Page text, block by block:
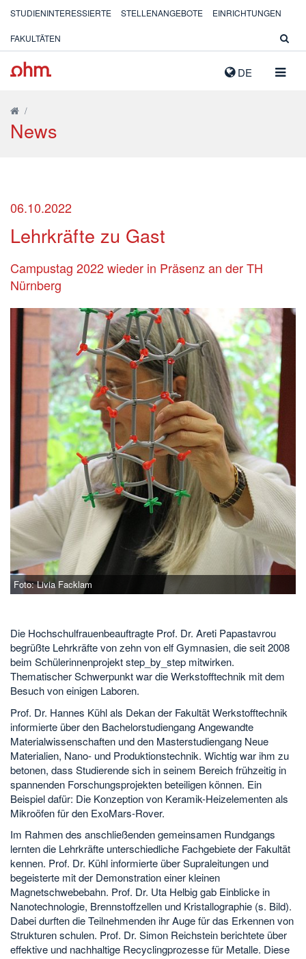
DE
STUDIENINTERESSIERTE STELLENANGEBOTE EINRICHTUNGEN
FAKULTÄTEN
/
News
06.10.2022
Lehrkräfte zu Gast
Campustag 2022 wieder in Präsenz an der TH
Nürnberg
Foto: Livia Facklam
Die Hochschulfrauenbeauftragte Prof. Dr. Areti Papastavrou
begrüßte Lehrkräfte von zehn von elf Gymnasien, die seit 2008
beim Schülerinnenprojekt step_by_step mitwirken.
Thematischer Schwerpunkt war die Werkstofftechnik mit dem
Besuch von einigen Laboren.
Prof. Dr. Hannes Kühl als Dekan der Fakultät Werkstofftechnik
informierte über den Bachelorstudiengang Angewandte
Materialwissenschaften und den Masterstudiengang Neue
Materialien, Nano- und Produktionstechnik. Wichtig war ihm zu
betonen, dass Studierende sich in seinem Bereich frühzeitig in
spannenden Forschungsprojekten beteiligen können. Ein
Beispiel dafür: Die Konzeption von Keramik-Heizelementen als
Mikroöfen für den ExoMars-Rover.
Im Rahmen des anschließenden gemeinsamen Rundgangs
lernten die Lehrkräfte unterschiedliche Fachgebiete der Fakultät
kennen. Prof. Dr. Kühl informierte über Supraleitungen und
begeisterte mit der Demonstration einer kleinen
Magnetschwebebahn. Prof. Dr. Uta Helbig gab Einblicke in
Nanotechnologie, Brennstoffzellen und Kristallographie (s. Bild).
Dabei durften die Teilnehmenden ihr Auge für das Erkennen von
Strukturen schulen. Prof. Dr. Simon Reichstein berichtete über
effektive und nachhaltige Recyclingprozesse für Metalle. Diese